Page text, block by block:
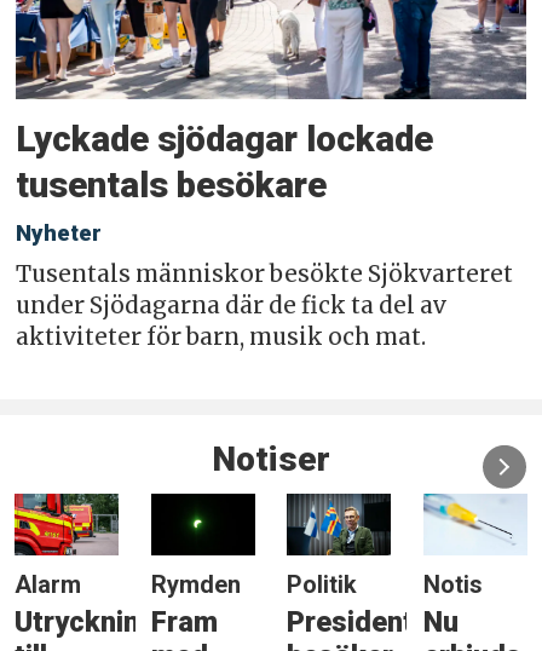
Lyckade sjödagar lockade
tusentals besökare
Nyheter
Tusentals människor besökte Sjökvarteret
under Sjödagarna där de fick ta del av
aktiviteter för barn, musik och mat.
Notiser
Alarm
Utryckning
Rymden
Fram
Politik
Presidenten
Notis
Nu